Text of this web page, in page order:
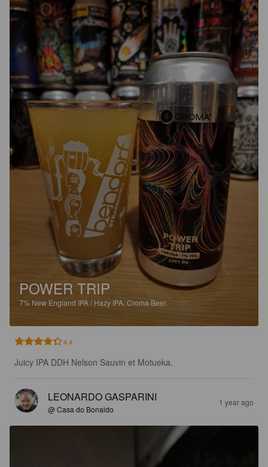
POWER TRIP
7% New England IPA / Hazy IPA. Croma Beer.
4.4
Juicy IPA DDH Nelson Sauvin et Motueka.
LEONARDO GASPARINI
@ Casa do Bonaldo
1 year ago